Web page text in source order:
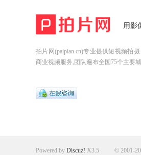
用影
拍片网(paipian.cn)专业提供短视频拍
商业视频服务,团队遍布全国75个主要
Powered by Discuz! X3.5 © 2001-